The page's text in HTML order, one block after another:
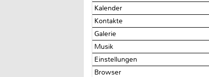
Kalender
Kontakte
Galerie
Musik
Einstellungen
Browser